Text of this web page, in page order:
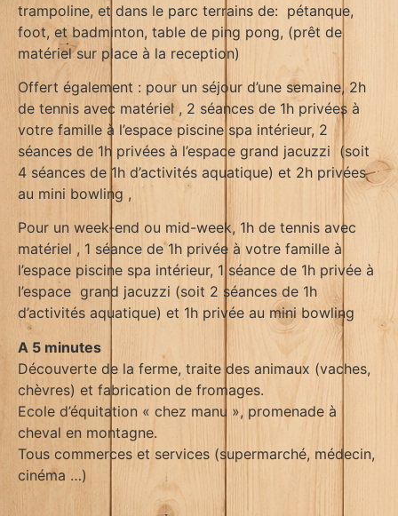
trampoline, et dans le parc terrains de: pétanque,
foot, et badminton, table de ping pong, (prêt de
matériel sur place à la reception)
Offert également : pour un séjour d’une semaine, 2h
de tennis avec matériel , 2 séances de 1h privées à
votre famille à l’espace piscine spa intérieur, 2
séances de 1h privées à l’espace grand jacuzzi (soit
4 séances de 1h d’activités aquatique) et 2h privées
au mini bowling ,
Pour un week-end ou mid-week, 1h de tennis avec
matériel , 1 séance de 1h privée à votre famille à
l’espace piscine spa intérieur, 1 séance de 1h privée à
l’espace grand jacuzzi (soit 2 séances de 1h
d’activités aquatique) et 1h privée au mini bowling
A 5 minutes
Découverte de la ferme, traite des animaux (vaches,
chèvres) et fabrication de fromages.
Ecole d’équitation « chez manu », promenade à
cheval en montagne.
Tous commerces et services (supermarché, médecin,
cinéma …)